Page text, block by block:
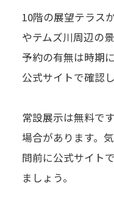
10階の展望テラス
やテムズ川周辺の
予約の有無は時期
公式サイトで確認
常設展示は無料で
場合があります。
問前に公式サイト
ましょう。